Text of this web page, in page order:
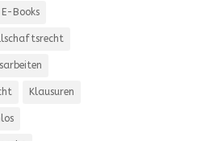
E-Books
Klausuren